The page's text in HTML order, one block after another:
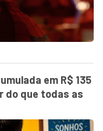
em R$ 135
do que todas as